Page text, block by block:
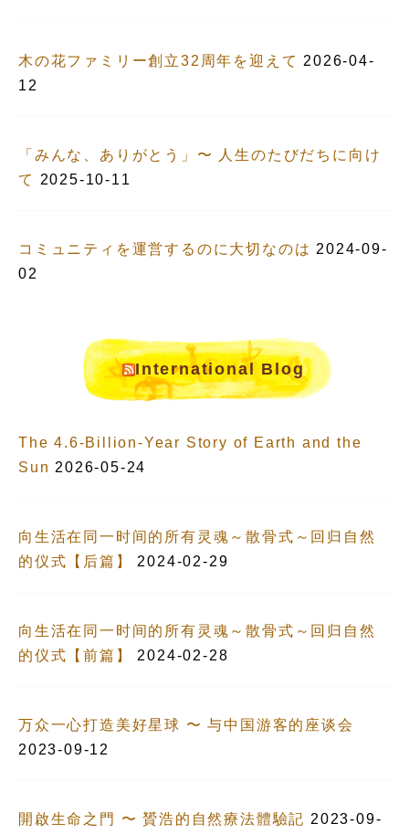
木の花ファミリー創立32周年を迎えて 2026-04-
12
「みんな、ありがとう」〜 人生のたびだちに向け
て
2025-10-11
コミュニティを運営するのに大切なのは 2024-09-
02
International Blog
The 4.6-Billion-Year Story of Earth and the
Sun 2026-05-24
向生活在同一时间的所有灵魂～散骨式～回归自然
的仪式【后篇】
2024-02-29
向生活在同一时间的所有灵魂～散骨式～回归自然
的仪式【前篇】
2024-02-28
万众一心打造美好星球 〜 与中国游客的座谈会
2023-09-12
開啟生命之門 〜 贇浩的自然療法體驗記 2023-09-